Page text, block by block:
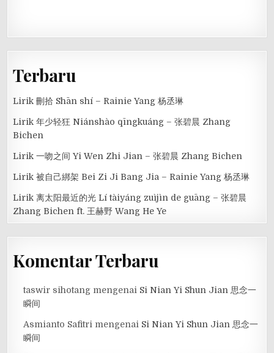
Terbaru
Lirik 刪拾 Shān shí – Rainie Yang 杨丞琳
Lirik 年少轻狂 Niánshào qīngkuáng – 张碧晨 Zhang
Bichen
Lirik 一吻之间 Yi Wen Zhi Jian – 张碧晨 Zhang Bichen
Lirik 被自己綁架 Bei Zi Ji Bang Jia – Rainie Yang 杨丞琳
Lirik 离太阳最近的光 Lí tàiyáng zuìjìn de guāng – 张碧晨
Zhang Bichen ft. 王赫野 Wang He Ye
Komentar Terbaru
taswir sihotang mengenai Si Nian Yi Shun Jian 思念一
瞬间
Asmianto Safitri mengenai Si Nian Yi Shun Jian 思念一
瞬间